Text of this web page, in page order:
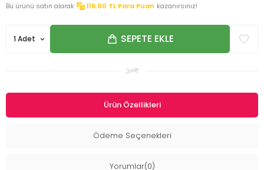
Bu ürünü satın alarak
116.00 TL Para Puan kazanırsınız!
SEPETE EKLE
Ürün Özellikleri
Ödeme Seçenekleri
Yorumlar(0)